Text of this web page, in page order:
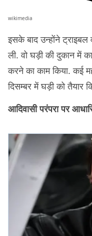
wikimedia
इसके बाद उन्होंने
ली. वो घड़ी की दुकान में
करने का काम किया. कई
दिसम्बर में घड़ी को तैयार
आदिवासी परंपरा पर